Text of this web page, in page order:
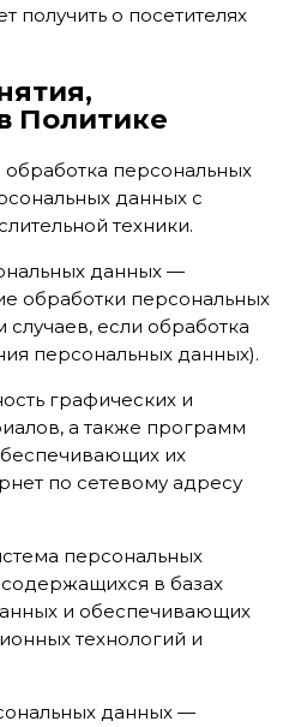
получить о посетителях
Политике
обработка персональных
данных с
техники.
данных —
обработки персональных
если обработка
персональных данных).
графических и
а также программ
их
по сетевому адресу
персональных
в базах
и обеспечивающих
технологий и
данных —